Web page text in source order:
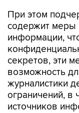
При этом
содержит меры
информации,
секретов, эти
возможность
журналистики
ограничений, в
источников